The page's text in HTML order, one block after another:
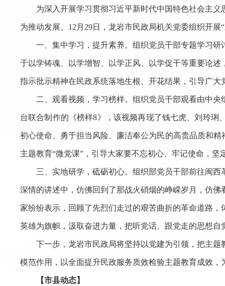
为深入开展学习贯彻习近平新时代中国特色社会主
为推动发展。 1 2 月 29日，龙岩市民政局机关党委组织开展
一 、集中学习，提升素养。 组织党员干部专题学习研
于以学铸魂、以学增智、以学正风、以学促干等重要论
指示批示精神在民政系统落地生根、开花结果，引导广
二 观看视频，学习榜样。 组织党员干部观看由中央
台联合制作的《榜样8》，该视频再现了钱七虎、刘玲琍
初心使命、勇于担当风险、廉洁奉公为民的高贵品质和
主题教育“微党课”，引导大家要不忘初心、牢记使命，坚
三 实地研学，砥砺初心。 组织部党员干部前往闽西
深情的讲述中，仿佛回到了那战火硝烟的峥嵘岁月，仿
家纷纷表示，回顾了先烈们走过的艰苦曲折的革命道路
英雄为旗帜，汲取奋进力量，把听党话、跟党走的思想
下一步，龙岩市民政局将坚持以党建为引领，把主
模范作用，以全面提升民政服务质效检验主题教育成效
【市县动态】